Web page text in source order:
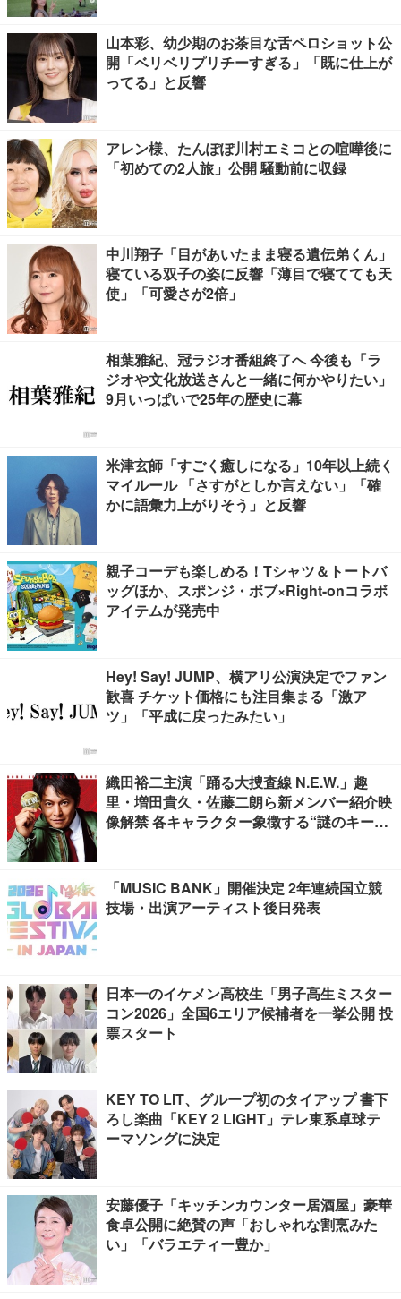
山本彩、幼少期のお茶目な舌ペロショット公
開「ベリベリプリチーすぎる」「既に仕上が
ってる」と反響
アレン様、たんぽぽ川村エミコとの喧嘩後に
「初めての2人旅」公開 騒動前に収録
中川翔子「目があいたまま寝る遺伝弟くん」
寝ている双子の姿に反響「薄目で寝てても天
使」「可愛さが2倍」
相葉雅紀、冠ラジオ番組終了へ 今後も「ラ
ジオや文化放送さんと一緒に何かやりたい」
9月いっぱいで25年の歴史に幕
米津玄師「すごく癒しになる」10年以上続く
マイルール 「さすがとしか言えない」「確
かに語彙力上がりそう」と反響
親子コーデも楽しめる！Tシャツ＆トートバ
ッグほか、スポンジ・ボブ×Right-onコラボ
アイテムが発売中
Hey! Say! JUMP、横アリ公演決定でファン
歓喜 チケット価格にも注目集まる「激ア
ツ」「平成に戻ったみたい」
織田裕二主演「踊る大捜査線 N.E.W.」趣
里・増田貴久・佐藤二朗ら新メンバー紹介映
像解禁 各キャラクター象徴する“謎のキーワ
「MUSIC BANK」開催決定 2年連続国立競
技場・出演アーティスト後日発表
日本一のイケメン高校生「男子高生ミスター
コン2026」全国6エリア候補者を一挙公開 投
票スタート
KEY TO LIT、グループ初のタイアップ 書下
ろし楽曲「KEY 2 LIGHT」テレ東系卓球テ
ーマソングに決定
安藤優子「キッチンカウンター居酒屋」豪華
食卓公開に絶賛の声「おしゃれな割烹みた
い」「バラエティー豊か」